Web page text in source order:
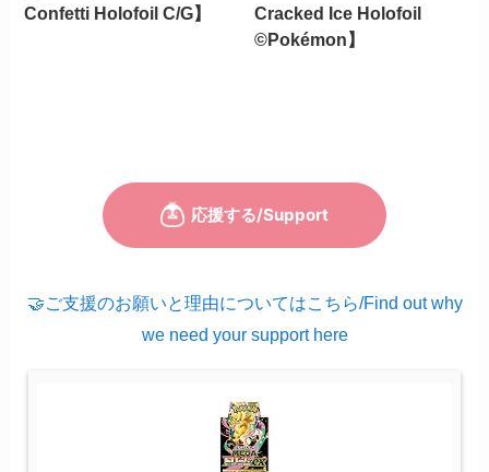
Confetti Holofoil C/G】
Cracked Ice Holofoil
©Pokémon】
🤝ご支援のお願いと理由についてはこちら/Find out why
we need your support here